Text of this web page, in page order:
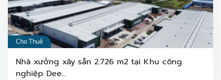
Cho Thuê
Nhà xưởng xây sẵn 2.726 m2 tại Khu công
nghiệp Dee...